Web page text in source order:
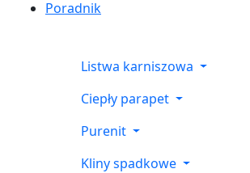
Poradnik
Listwa karniszowa
Ciepły parapet
Purenit
Kliny spadkowe